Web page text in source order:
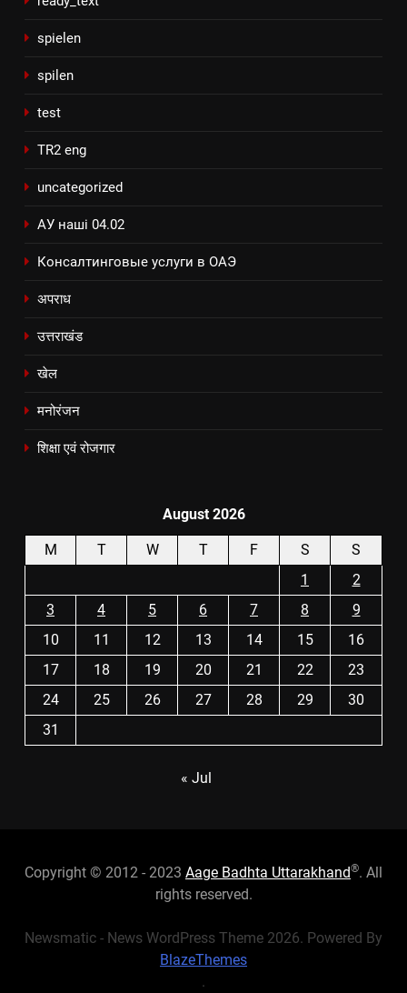
spielen
spilen
test
TR2 eng
uncategorized
АУ наші 04.02
Консалтинговые услуги в ОАЭ
अपराध
उत्तराखंड
खेल
मनोरंजन
शिक्षा एवं रोजगार
August 2026
M T W T F S
S
1
2
3
4 5 6 7 8
9
10
11 12 13 14 15
16
17
18 19 20 21 22
23
24
25 26 27 28 29
30
31
« Jul
Copyright © 2012 - 2023 Aage Badhta Uttarakhand®. All
rights reserved.
Newsmatic - News WordPress Theme 2026. Powered By
BlazeThemes
.